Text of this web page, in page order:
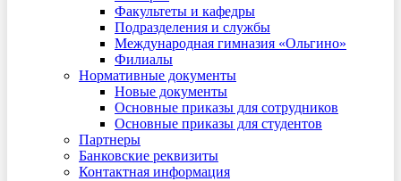
Факультеты и кафедры
Подразделения и службы
Международная гимназия «Ольгино»
Филиалы
Нормативные документы
Новые документы
Основные приказы для сотрудников
Основные приказы для студентов
Партнеры
Банковские реквизиты
Контактная информация